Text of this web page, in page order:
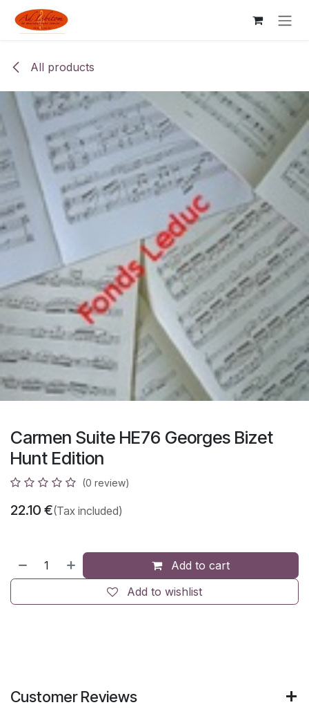
Skip to Content
All products
Carmen Suite HE76 Georges Bizet
Hunt Edition
(0 review)
22.10 €(Tax included)
Add to cart
Add to wishlist
Customer Reviews